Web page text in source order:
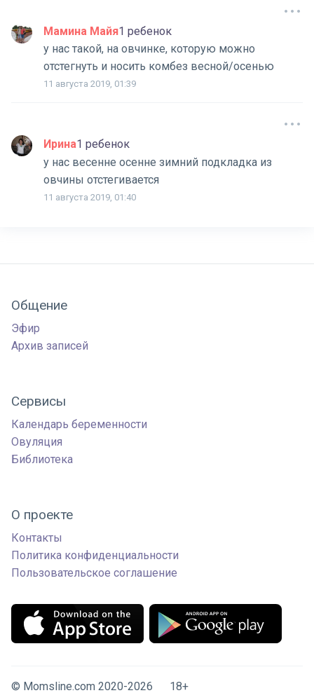
Мамина Майя1 ребенок
у нас такой, на овчинке, которую можно
отстегнуть и носить комбез весной/осенью
11 августа 2019, 01:39
Ирина1 ребенок
у нас весенне осенне зимний подкладка из
овчины отстегивается
11 августа 2019, 01:40
Общение
Эфир
Архив записей
Сервисы
Календарь беременности
Овуляция
Библиотека
О проекте
Контакты
Политика конфиденциальности
Пользовательское соглашение
© Momsline.com 2020-2026 18+